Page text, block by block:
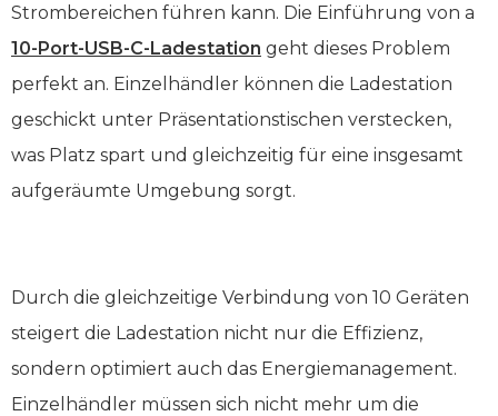
Strombereichen führen kann. Die Einführung von a
10-Port-USB-C-Ladestation geht dieses Problem
perfekt an. Einzelhändler können die Ladestation
geschickt unter Präsentationstischen verstecken,
was Platz spart und gleichzeitig für eine insgesamt
aufgeräumte Umgebung sorgt.
Durch die gleichzeitige Verbindung von 10 Geräten
steigert die Ladestation nicht nur die Effizienz,
sondern optimiert auch das Energiemanagement.
Einzelhändler müssen sich nicht mehr um die